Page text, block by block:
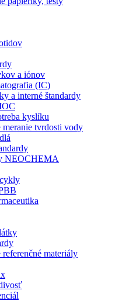
a iónov
(IC)
a interné štandardy
kyslíku
meranie tvrdosti vody
NEOCHEMA
materiály